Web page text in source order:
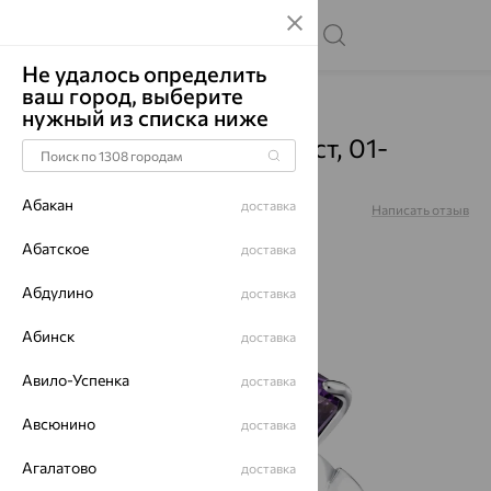
Главная Каталог Кольца Аметист
Кольцо, серебро, аметист, 01-
5695/00АМ-00
Артикул: Написать отзыв
Не удалось определить
ваш город, выберите
нужный из списка ниже
Абакан доставка
Абатское доставка
Абдулино доставка
Абинск доставка
Авило-Успенка доставка
Авсюнино доставка
Агалатово доставка